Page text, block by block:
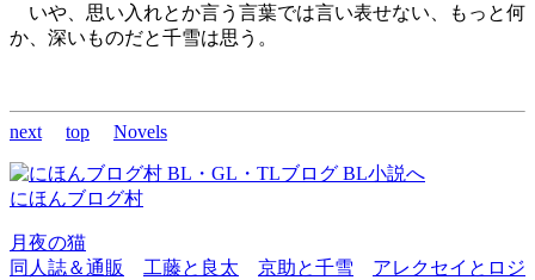
いや、思い入れとか言う言葉では言い表せない、もっと何
か、深いものだと千雪は思う。
next top Novels
にほんブログ村
月夜の猫
同人誌＆通販
工藤と良太 京助と千雪
アレクセイとロジ